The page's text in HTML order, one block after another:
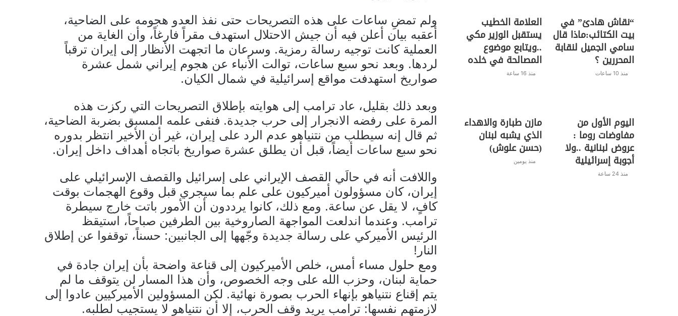
ولم تمضِ ساعات على هذه التصريحات حتى نفذ العدو هجومه على الضاحية،
أعقبه بيان أعلن فيه أن جيش الاحتلال استهدف مقراً فارغاً، وأن الغاية من
العملية كانت توجيه رسالة رمزية. وسرعان ما اتجهت الأنظار إلى إيران ترقباً
لردها. وبعد نحو سبع ساعات، توالت الأنباء عن هجوم إيراني شمل عشرة
صواريخ استهدفت مواقع إسرائيلية في شمال الكيان.
وبعد ذلك بقليل، عاد ترامب إلى هوايته بإطلاق التصريحات التي ركزت هذه
المرة على رفضه الانجرار إلى حرب جديدة. فنفى علمه المسبق بضربة الضاحية،
ثم قال إنه سيطلب من نتنياهو عدم الرد على إيران، غير أن الأخير انتظر بدوره
نحو سبع ساعات أيضاً، قبل أن يطلق عشرة صواريخ باتجاه أهداف داخل إيران.
واللافت أنه في حالَي القصف الإيراني على إسرائيل والقصف الإسرائيلي على
إيران، كان مسؤولون أميركيون على علم بما سيجري قبل وقوع الهجمات بوقت
كافٍ، لا يقل عن ساعة. ومع ذلك، كانوا يرددون أن الأمور باتت خارج سيطرة
ترامب. وعندما اندلعت المواجهة الصاروخية بين الطرفين صباحاً، استيقظ
الرئيس الأميركي على رسالة جديدة وجّهها إلى الجانبين: حسناً، توقفوا عن إطلاق
النار!
ومع حلول مساء أمس، خلص الأميركيون إلى قناعة واضحة بأن إيران جادة في
حماية لبنان، وحزب الله على وجه الخصوص، وأن هذا المسار لن يتوقف ما لم
يتم إقناع نتنياهو بإنهاء الحرب بصورة نهائية. لكن المسؤولين الأميركيين عادوا إلى
لازمتهم نفسها: ترامب يريد وقف الحرب، إلا أن نتنياهو لا يستجيب لطلبه.
“نقاش هادئ” في
بيت الكتائب:ماذا قال
سامي الجميل لنقابة
المحررين ؟
منذ 10 ساعات
العلامة الخطيب
يستقبل الوزير مكي
..ويتابع موضوع
المصالحة في خلده
منذ 16 ساعة
اليوم الأول من
مفاوضات روما :
عروض لبنانية ..ولا
أجوبة إسرائيلية
منذ 24 ساعة
مازن طبارة والاهداء
الذي يشبه لبنان
(حسن علوش)
منذ يومين